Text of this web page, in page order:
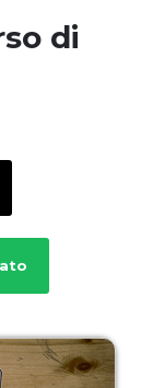
di